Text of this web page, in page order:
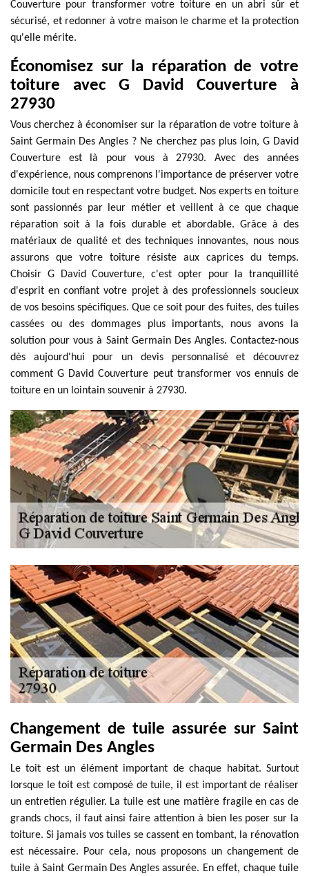
Couverture pour transformer votre toiture en un abri sûr et
sécurisé, et redonner à votre maison le charme et la protection
qu'elle mérite.
Économisez sur la réparation de votre
toiture avec G David Couverture à
27930
Vous cherchez à économiser sur la réparation de votre toiture à
Saint Germain Des Angles ? Ne cherchez pas plus loin, G David
Couverture est là pour vous à 27930. Avec des années
d'expérience, nous comprenons l'importance de préserver votre
domicile tout en respectant votre budget. Nos experts en toiture
sont passionnés par leur métier et veillent à ce que chaque
réparation soit à la fois durable et abordable. Grâce à des
matériaux de qualité et des techniques innovantes, nous nous
assurons que votre toiture résiste aux caprices du temps.
Choisir G David Couverture, c'est opter pour la tranquillité
d'esprit en confiant votre projet à des professionnels soucieux
de vos besoins spécifiques. Que ce soit pour des fuites, des tuiles
cassées ou des dommages plus importants, nous avons la
solution pour vous à Saint Germain Des Angles. Contactez-nous
dès aujourd'hui pour un devis personnalisé et découvrez
comment G David Couverture peut transformer vos ennuis de
toiture en un lointain souvenir à 27930.
Changement de tuile assurée sur Saint
Germain Des Angles
Le toit est un élément important de chaque habitat. Surtout
lorsque le toit est composé de tuile, il est important de réaliser
un entretien régulier. La tuile est une matière fragile en cas de
grands chocs, il faut ainsi faire attention à bien les poser sur la
toiture. Si jamais vos tuiles se cassent en tombant, la rénovation
est nécessaire. Pour cela, nous proposons un changement de
tuile à Saint Germain Des Angles assurée. En effet, chaque tuile